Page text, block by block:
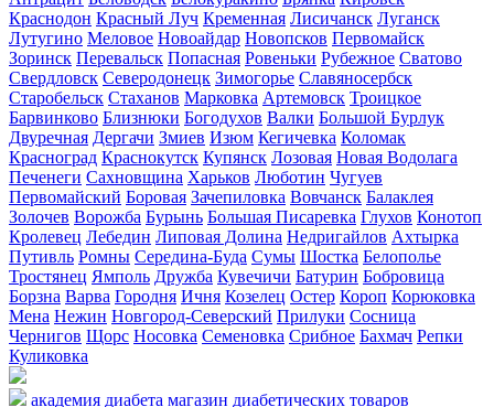
Краснодон Красный Луч Кременная Лисичанск Луганск
Лутугино Меловое Новоайдар Новопсков Первомайск
Зоринск Перевальск Попасная Ровеньки Рубежное Сватово
Свердловск Северодонецк Зимогорье Славяносербск
Старобельск Стаханов Марковка Артемовск Троицкое
Барвинково Близнюки Богодухов Валки Большой Бурлук
Двуречная Дергачи Змиев Изюм Кегичевка Коломак
Красноград Краснокутск Купянск Лозовая Новая Водолага
Печенеги Сахновщина Харьков Люботин Чугуев
Первомайский Боровая Зачепиловка Вовчанск Балаклея
Золочев Ворожба Бурынь Большая Писаревка Глухов Конотоп
Кролевец Лебедин Липовая Долина Недригайлов Ахтырка
Путивль Ромны Середина-Буда Сумы Шостка Белополье
Тростянец Ямполь Дружба Кувечичи Батурин Бобровица
Борзна Варва Городня Ичня Козелец Остер Короп Корюковка
Мена Нежин Новгород-Северский Прилуки Сосница
Чернигов Щорс Носовка Семеновка Срибное Бахмач Репки
Куликовка
академия диабета магазин диабетических товаров